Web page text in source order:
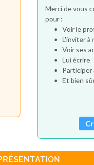
Merci de vous
pour :
Voir le
L'inviter à
Voir ses
Lui écrire
Participer
Et bien